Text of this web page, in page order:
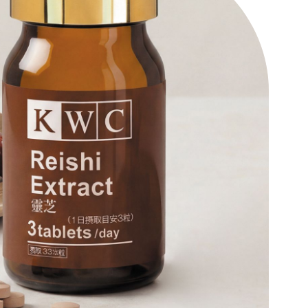
как β-глюканы и тритерпены (в том числе
рогах” примерно в 2 раза выше, чем в
формы.
компонентов продукта, беременность,
рекомендуется проконсультироваться с